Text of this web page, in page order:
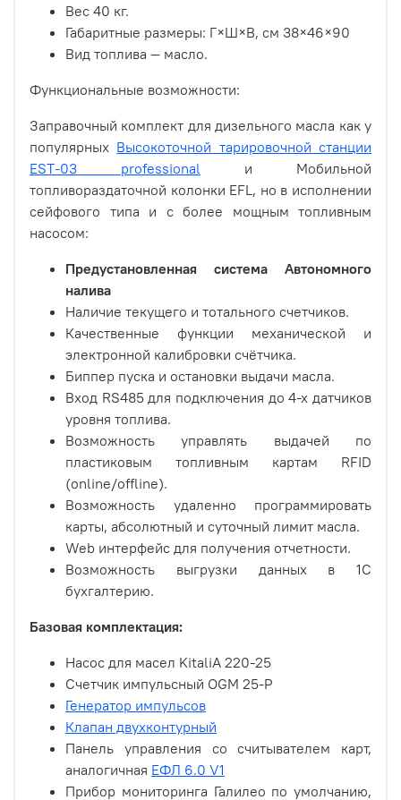
Вес 40 кг.
Габаритные размеры: Г×Ш×В, см 38×46×90
Вид топлива — масло.
Функциональные возможности:
Заправочный комплект для дизельного масла как у
популярных Высокоточной тарировочной станции
EST-03 professional
и Мобильной
топливораздаточной колонки EFL, но в исполнении
сейфового типа и с более мощным топливным
насосом:
Предустановленная система Автономного
налива
Наличие текущего и тотального счетчиков.
Качественные функции механической и
электронной калибровки счётчика.
Биппер пуска и остановки выдачи масла.
Вход RS485 для подключения до 4-х датчиков
уровня топлива.
Возможность управлять выдачей по
пластиковым топливным картам RFID
(online/offline).
Возможность удаленно программировать
карты, абсолютный и суточный лимит масла.
Web интерфейс для получения отчетности.
Возможность выгрузки данных в 1С
бухгалтерию.
Базовая комплектация:
Насос для масел KitaliA 220-25
Счетчик импульсный OGM 25-P
Генератор импульсов
Клапан двухконтурный
Панель управления со считывателем карт,
аналогичная ЕФЛ 6.0 V1
Прибор мониторинга Галилео по умолчанию,